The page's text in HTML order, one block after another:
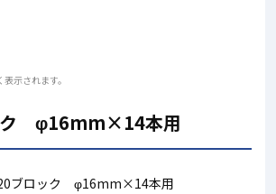
示されます。
ク φ16mm×14本用
ブロック φ16mm×14本用